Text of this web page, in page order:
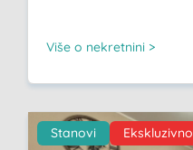
Više o nekretnini >
Stanovi Ekskluzivno